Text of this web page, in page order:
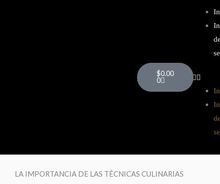
$0.00
0
Cart
LA IMPORTANCIA DE LAS TÉCNICAS CULINARIAS